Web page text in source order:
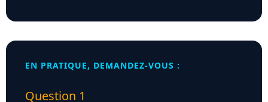
EN PRATIQUE, DEMANDEZ-VOUS :
Question 1